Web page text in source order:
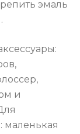
эмаль
и
маленькая